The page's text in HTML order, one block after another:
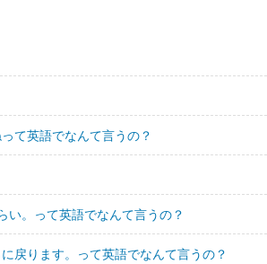
て英語でなんて言うの？
い。って英語でなんて言うの？
戻ります。って英語でなんて言うの？